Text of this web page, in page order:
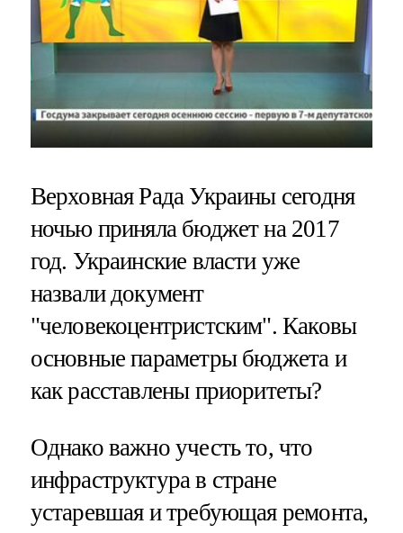
Верховная Рада Украины сегодня
ночью приняла бюджет на 2017
год. Украинские власти уже
назвали документ
"человекоцентристским". Каковы
основные параметры бюджета и
как расставлены приоритеты?
Однако важно учесть то, что
инфраструктура в стране
устаревшая и требующая ремонта,